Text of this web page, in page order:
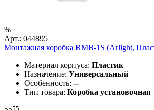
%
Арт.: 044895
Монтажная коробка RMB-1S (Arlight,
Материал корпуса: Пластик
Назначение: Универсальный
Особенность: --
Тип товара: Коробка установочная